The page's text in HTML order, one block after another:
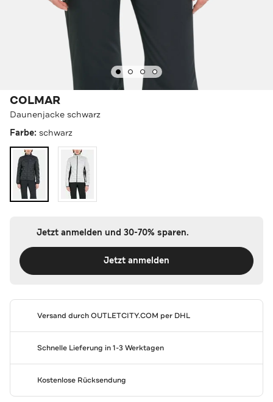
COLMAR
Daunenjacke schwarz
Farbe: schwarz
Jetzt anmelden und 30-70% sparen.
Jetzt anmelden
Versand durchOUTLETCITY.COM per DHL
Schnelle Lieferung in 1-3 Werktagen
Kostenlose Rücksendung